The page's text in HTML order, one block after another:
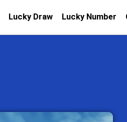
Lucky Draw Lucky Number